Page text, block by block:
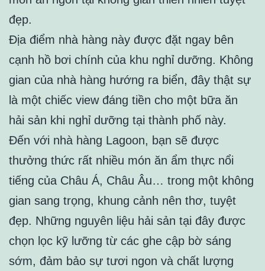
đẹp.
Địa điểm nhà hàng này được đặt ngay bên
cạnh hồ bơi chính của khu nghỉ dưỡng. Không
gian của nhà hàng hướng ra biển, đây thật sự
là một chiếc view đáng tiền cho một bữa ăn
hải sản khi nghỉ dưỡng tại thành phố này.
Đến với nhà hàng Lagoon, bạn sẽ được
thưởng thức rất nhiều món ăn ẩm thực nổi
tiếng của Châu Á, Châu Âu… trong một không
gian sang trọng, khung cảnh nên thơ, tuyệt
đẹp. Những nguyên liệu hải sản tại đây được
chọn lọc kỹ lưỡng từ các ghe cập bờ sáng
sớm, đảm bảo sự tươi ngon và chất lượng